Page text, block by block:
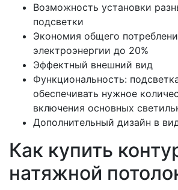
Возможность установки
подсветки
Экономия общего
электроэнергии до 20%
Эффектный внешний вид
Функциональность:
обеспечивать нужное
включения основных
Дополнительный дизайн в
Как купить
натяжной